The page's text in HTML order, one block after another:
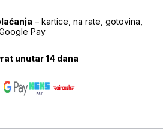
– kartice, na rate, gotovina,
Pay
unutar 14 dana